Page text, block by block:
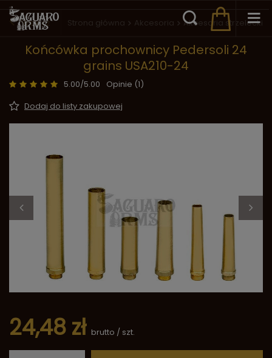
Wstecz Strona główna Akcesoria Akcesoria strzeleckie
Końcówka prochownicy Pedersoli 24
grains USA210-24
5.00/5.00
Opinie (1)
Dodaj do listy zakupowej
24,48 zł brutto / szt.